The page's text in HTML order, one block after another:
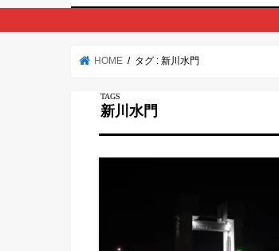
HOME タグ : 新川水門
新川水門